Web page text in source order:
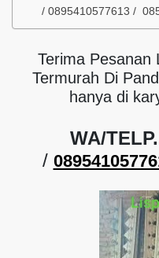
/ 0895410577613 /
Terima Pesanan
Termurah Di
hanya di
WA/TELP.
/